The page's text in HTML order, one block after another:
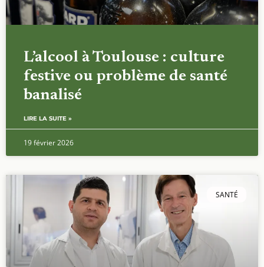
L’alcool à Toulouse : culture
festive ou problème de santé
banalisé
LIRE LA SUITE »
19 février 2026
SANTÉ